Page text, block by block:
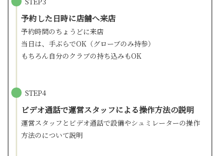
予約した日時に店舗へ来店
予約時間のちょうどに来店
当日は、手ぶらでOK（グローブのみ持参）
もちろん自分のクラブの持ち込みもOK
STEP4
ビデオ通話で運営スタッフによる操作方法の説明
運営スタッフとビデオ通話で設備やシュミレーターの操作
方法のについて説明